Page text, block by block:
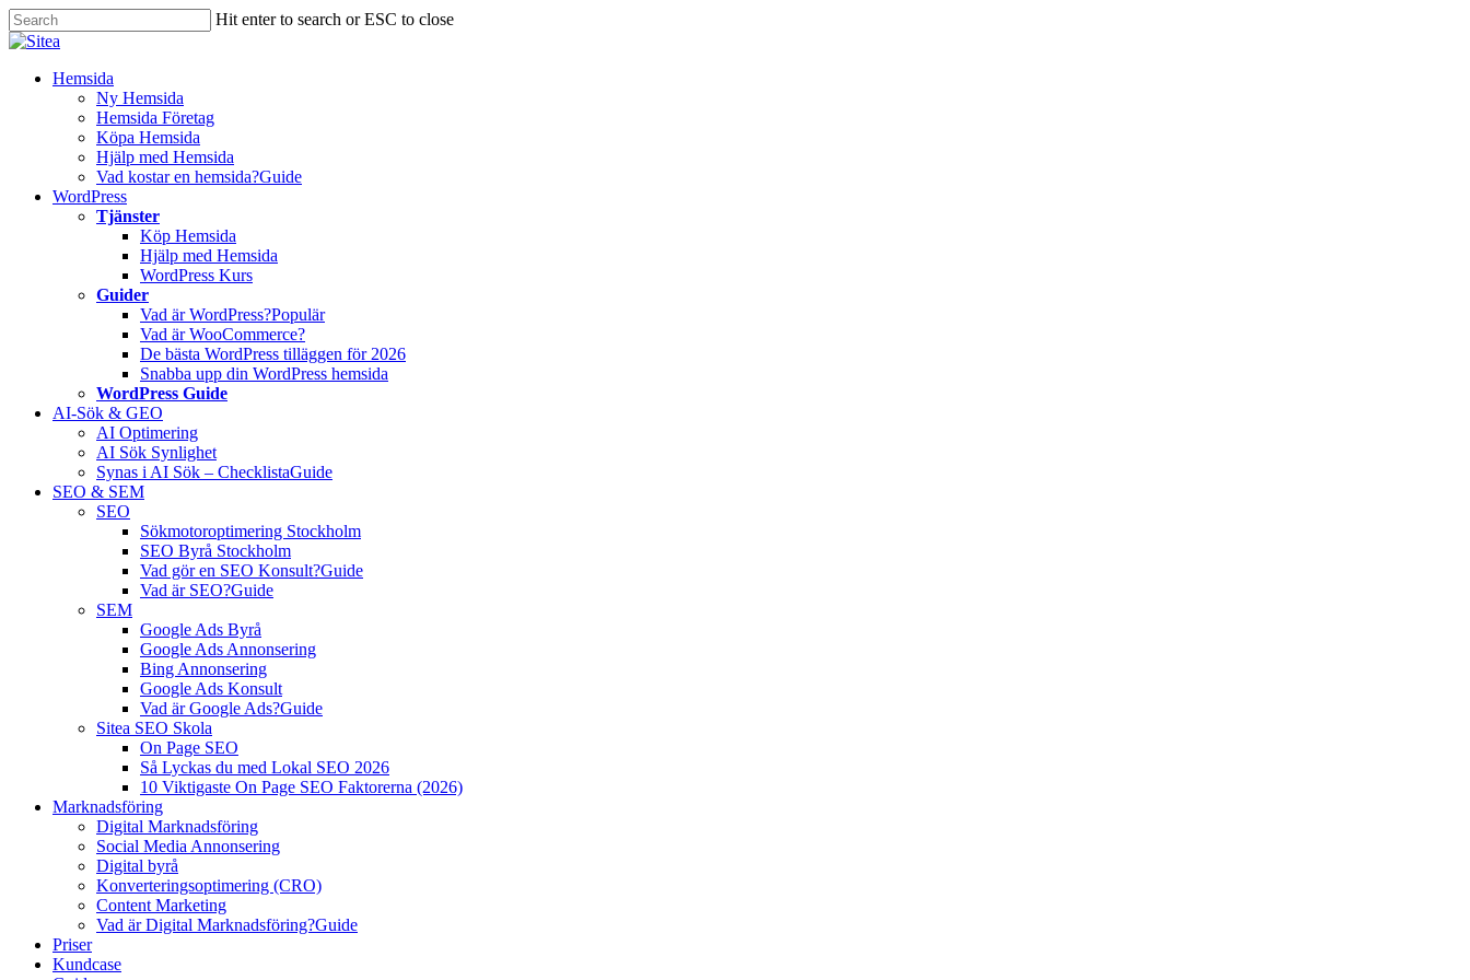
Skip
to
content
Hit enter to search or ESC to close
Close
InnehållHemsida
Ny Hemsida
Hemsida Företag
Köpa Hemsida
Hjälp med Hemsida
Vad kostar en hemsida?Guide
WordPress
Tjänster
Köp Hemsida
Hjälp med Hemsida
WordPress Kurs
Guider
Vad är WordPress?Populär
Vad är WooCommerce?
De bästa WordPress tilläggen för 2026
Snabba upp din WordPress hemsida
WordPress Guide
AI-Sök & GEO
AI Optimering
AI Sök Synlighet
Synas i AI Sök – ChecklistaGuide
SEO & SEM
SEO
Sökmotoroptimering Stockholm
SEO Byrå Stockholm
Vad gör en SEO Konsult?Guide
Vad är SEO?Guide
SEM
Google Ads Byrå
Google Ads Annonsering
Bing Annonsering
Google Ads Konsult
Vad är Google Ads?Guide
Sitea SEO Skola
On Page SEO
Så Lyckas du med Lokal SEO 2026
10 Viktigaste On Page SEO Faktorerna (2026)
Marknadsföring
Digital Marknadsföring
Social Media Annonsering
Digital byrå
Konverteringsoptimering (CRO)
Content Marketing
Vad är Digital Marknadsföring?Guide
Priser
Kundcase